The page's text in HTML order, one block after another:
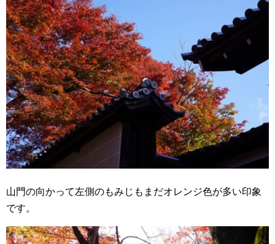
山門の向かって左側のもみじもまだオレンジ色が多い印象
です。